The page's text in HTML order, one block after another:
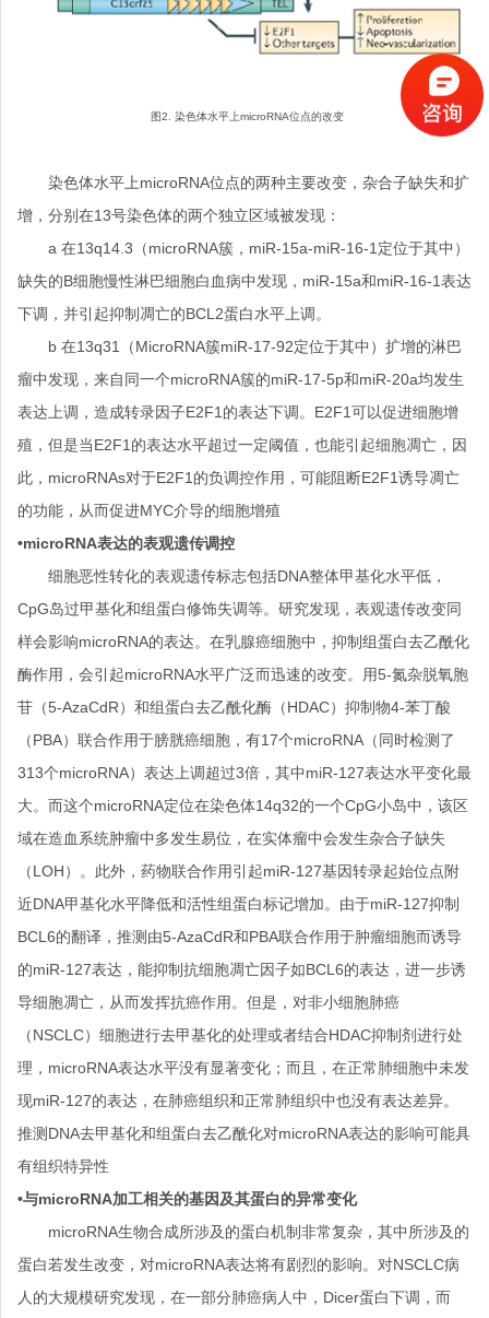
图2. 染色体水平上microRNA位点的改变
染色体水平上microRNA位点的两种主要改变，杂合子缺失和扩
增，分别在13号染色体的两个独立区域被发现：
a 在13q14.3（microRNA簇，miR-15a-miR-16-1定位于其中）
缺失的B细胞慢性淋巴细胞白血病中发现，miR-15a和miR-16-1表达
下调，并引起抑制凋亡的BCL2蛋白水平上调。
b 在13q31（MicroRNA簇miR-17-92定位于其中）扩增的淋巴
瘤中发现，来自同一个microRNA簇的miR-17-5p和miR-20a均发生
表达上调，造成转录因子E2F1的表达下调。E2F1可以促进细胞增
殖，但是当E2F1的表达水平超过一定阈值，也能引起细胞凋亡，因
此，microRNAs对于E2F1的负调控作用，可能阻断E2F1诱导凋亡
的功能，从而促进MYC介导的细胞增殖
•microRNA表达的表观遗传调控
细胞恶性转化的表观遗传标志包括DNA整体甲基化水平低，
CpG岛过甲基化和组蛋白修饰失调等。研究发现，表观遗传改变同
样会影响microRNA的表达。在乳腺癌细胞中，抑制组蛋白去乙酰化
酶作用，会引起microRNA水平广泛而迅速的改变。用5-氮杂脱氧胞
苷（5-AzaCdR）和组蛋白去乙酰化酶（HDAC）抑制物4-苯丁酸
（PBA）联合作用于膀胱癌细胞，有17个microRNA（同时检测了
313个microRNA）表达上调超过3倍，其中miR-127表达水平变化最
大。而这个microRNA定位在染色体14q32的一个CpG小岛中，该区
域在造血系统肿瘤中多发生易位，在实体瘤中会发生杂合子缺失
（LOH）。此外，药物联合作用引起miR-127基因转录起始位点附
近DNA甲基化水平降低和活性组蛋白标记增加。由于miR-127抑制
BCL6的翻译，推测由5-AzaCdR和PBA联合作用于肿瘤细胞而诱导
的miR-127表达，能抑制抗细胞凋亡因子如BCL6的表达，进一步诱
导细胞凋亡，从而发挥抗癌作用。但是，对非小细胞肺癌
（NSCLC）细胞进行去甲基化的处理或者结合HDAC抑制剂进行处
理，microRNA表达水平没有显著变化；而且，在正常肺细胞中未发
现miR-127的表达，在肺癌组织和正常肺组织中也没有表达差异。
推测DNA去甲基化和组蛋白去乙酰化对microRNA表达的影响可能具
有组织特异性
•与microRNA加工相关的基因及其蛋白的异常变化
microRNA生物合成所涉及的蛋白机制非常复杂，其中所涉及的
蛋白若发生改变，对microRNA表达将有剧烈的影响。对NSCLC病
人的大规模研究发现，在一部分肺癌病人中，Dicer蛋白下调，而